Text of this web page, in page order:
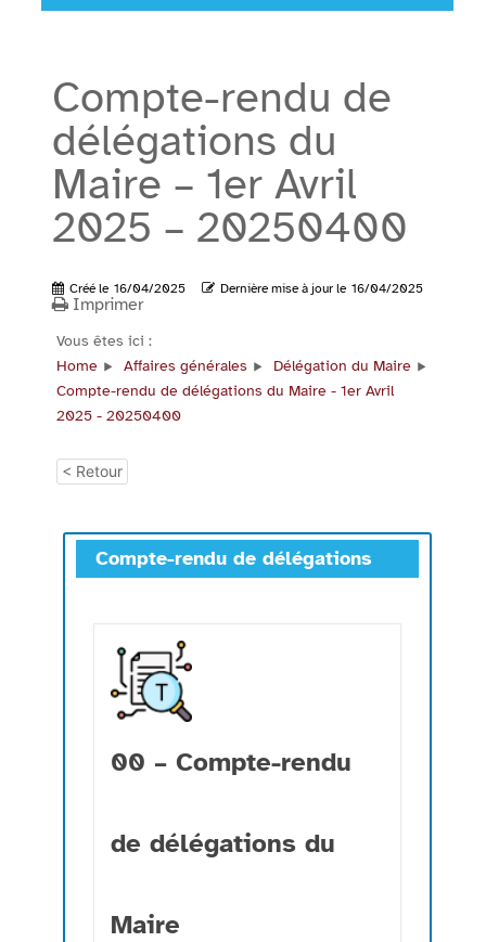
Compte-rendu de
délégations du
Maire – 1er Avril
2025 – 20250400
Créé le 16/04/2025 Dernière mise à jour le 16/04/2025
Imprimer
Vous êtes ici :
Home
Affaires générales
Délégation du Maire
Compte-rendu de délégations du Maire - 1er Avril
2025 - 20250400
< Retour
Compte-rendu de délégations
00 – Compte-rendu
de délégations du
Maire